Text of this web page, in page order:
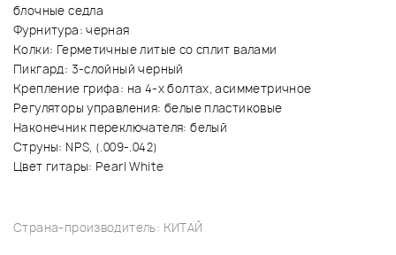
блочные седла
Фурнитура: черная
Колки: Герметичные литые со сплит валами
Пикгард: 3-слойный черный
Крепление грифа: на 4-х болтах, асимметричное
Регуляторы управления: белые пластиковые
Наконечник переключателя: белый
Струны: NPS, (.009-.042)
Цвет гитары: Pearl White
Страна-производитель: КИТАЙ